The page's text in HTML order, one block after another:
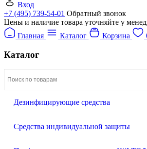
Вход
+7 (495) 739-54-01 Обратный звонок
Цены и наличие товара уточняйте у
Главная
Каталог Корзина
Каталог
Дезинфицирующие средства
Средства индивидуальной защиты